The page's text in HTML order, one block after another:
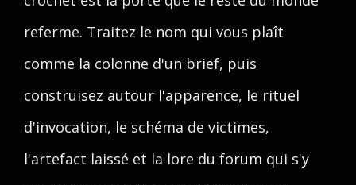
referme. Traitez le nom qui vous plaît
comme la colonne d'un brief, puis
construisez autour l'apparence, le rituel
d'invocation, le schéma de victimes,
l'artefact laissé et la lore du forum qui s'y